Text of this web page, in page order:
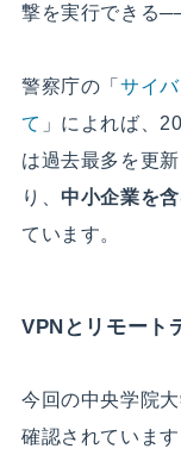
撃を実行できる
警察庁の「サイ
て 」によれば、
は過去最多を更
り、中小企業を
ています。
VPNとリモート
今回の中央学院
確認されていま